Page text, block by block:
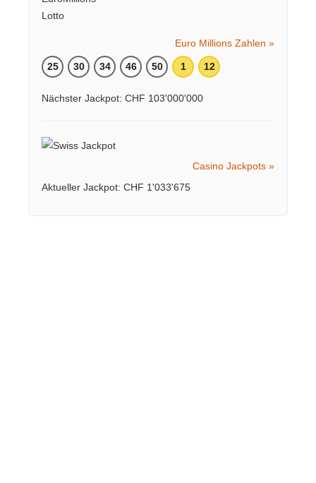
Euro Millions Zahlen »
25 30 34 46 50 1 12
Nächster Jackpot: CHF 103'000'000
Casino Jackpots »
Aktueller Jackpot: CHF 1'033'675